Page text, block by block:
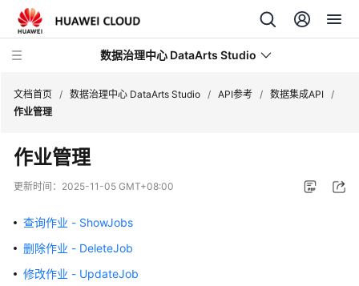
数据治理中心 DataArts Studio
最
新
动
品
介
文档首页 / 数据治理中心 DataArts Studio / API参考 / 数据集成API /
作业管理
作业管理
更新时间： 2025-11-05 GMT+08:00
查询作业 - ShowJobs
删除作业 - DeleteJob
修改作业 - UpdateJob